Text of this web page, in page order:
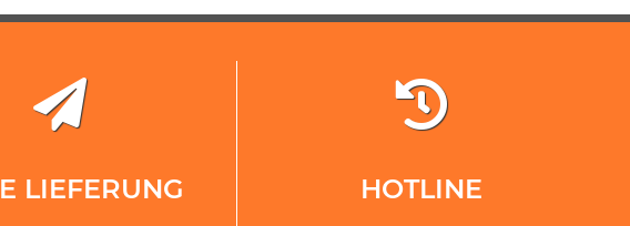
LIEFERUNG HOTLINE